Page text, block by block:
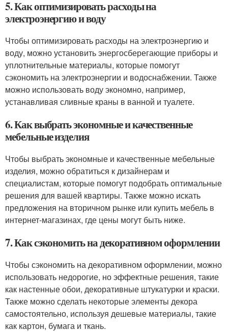
5. Как оптимизировать расходы на
электроэнергию и воду
Чтобы оптимизировать расходы на электроэнергию и
воду, можно установить энергосберегающие приборы и
уплотнительные материалы, которые помогут
сэкономить на электроэнергии и водоснабжении. Также
можно использовать воду экономно, например,
устанавливая сливные краны в ванной и туалете.
6. Как выбрать экономные и качественные
мебельные изделия
Чтобы выбрать экономные и качественные мебельные
изделия, можно обратиться к дизайнерам и
специалистам, которые помогут подобрать оптимальные
решения для вашей квартиры. Также можно искать
предложения на вторичном рынке или купить мебель в
интернет-магазинах, где цены могут быть ниже.
7. Как сэкономить на декоративном оформлении
Чтобы сэкономить на декоративном оформлении, можно
использовать недорогие, но эффектные решения, такие
как настенные обои, декоративные штукатурки и краски.
Также можно сделать некоторые элементы декора
самостоятельно, используя дешевые материалы, такие
как картон, бумага и ткань.